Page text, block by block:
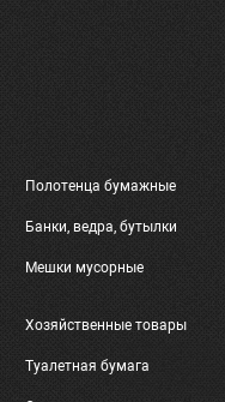
Полотенца бумажные
Банки, ведра, бутылки
Мешки мусорные
Хозяйственные товары
Туалетная бумага